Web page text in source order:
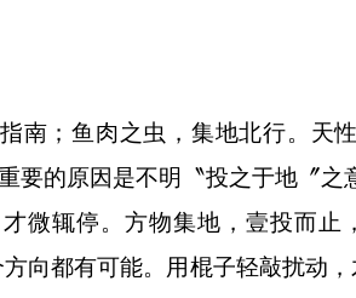
南；鱼肉之虫，集地北行。天
的原因是不明〝投之于地〞之
微辄停。方物集地，壹投而止
向都有可能。用棍子轻敲扰动